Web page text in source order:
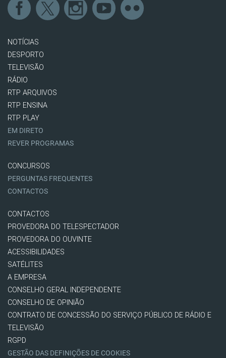
NOTÍCIAS
DESPORTO
TELEVISÃO
RÁDIO
RTP ARQUIVOS
RTP ENSINA
RTP PLAY
EM DIRETO
REVER PROGRAMAS
CONCURSOS
PERGUNTAS FREQUENTES
CONTACTOS
CONTACTOS
PROVEDORA DO TELESPECTADOR
PROVEDORA DO OUVINTE
ACESSIBILIDADES
SATÉLITES
A EMPRESA
CONSELHO GERAL INDEPENDENTE
CONSELHO DE OPINIÃO
CONTRATO DE CONCESSÃO DO SERVIÇO PÚBLICO DE RÁDIO E
TELEVISÃO
RGPD
GESTÃO DAS DEFINIÇÕES DE COOKIES